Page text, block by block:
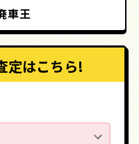
車王
定はこちら!